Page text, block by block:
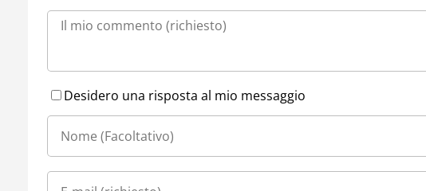
Desidero una risposta al mio messaggio